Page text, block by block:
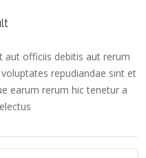
aut officiis debitis aut rerum
repudiandae sint et
earum rerum hic tenetur a